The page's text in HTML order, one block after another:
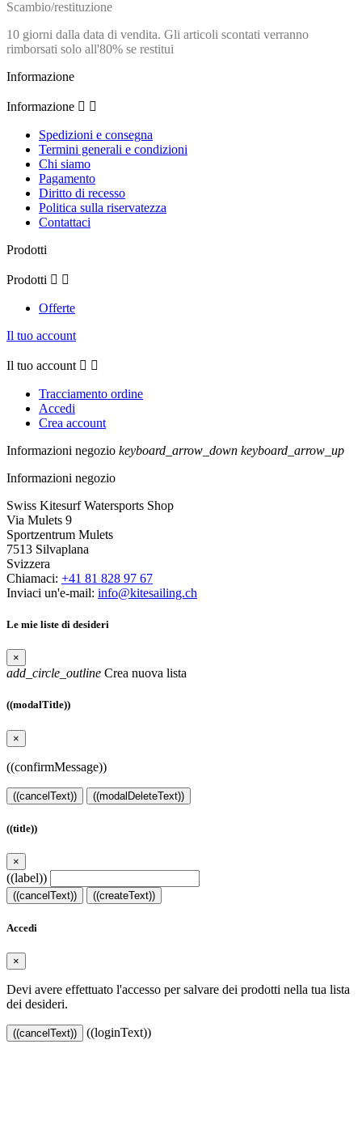
Scambio/restituzione
10 giorni dalla data di vendita. Gli articoli scontati verranno
rimborsati solo all'80% se restitui
Informazione
Informazione  
Spedizioni e consegna
Termini generali e condizioni
Chi siamo
Pagamento
Diritto di recesso
Politica sulla riservatezza
Contattaci
Prodotti
Prodotti  
Offerte
Il tuo account
Il tuo account  
Tracciamento ordine
Accedi
Crea account
Informazioni negozio keyboard_arrow_down keyboard_arrow_up
Informazioni negozio
Swiss Kitesurf Watersports Shop
Via Mulets 9
Sportzentrum Mulets
7513 Silvaplana
Svizzera
Chiamaci: +41 81 828 97 67
Inviaci un'e-mail: info@kitesailing.ch
Le mie liste di desideri
×
add_circle_outline Crea nuova lista
((modalTitle))
×
((confirmMessage))
((cancelText)) ((modalDeleteText))
((title))
×
((label))
((cancelText)) ((createText))
Accedi
×
Devi avere effettuato l'accesso per salvare dei prodotti nella tua lista
dei desideri.
((cancelText)) ((loginText))